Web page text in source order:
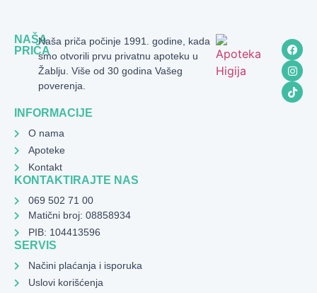
NAŠA
PRIČA
Naša priča počinje 1991. godine, kada
smo otvorili prvu privatnu apoteku u
Žablju. Više od 30 godina Vašeg
poverenja.
INFORMACIJE
O nama
Apoteke
Kontakt
KONTAKTIRAJTE NAS
069 502 71 00
Matični broj: 08858934
PIB: 104413596
SERVIS
Načini plaćanja i isporuka
Uslovi korišćenja